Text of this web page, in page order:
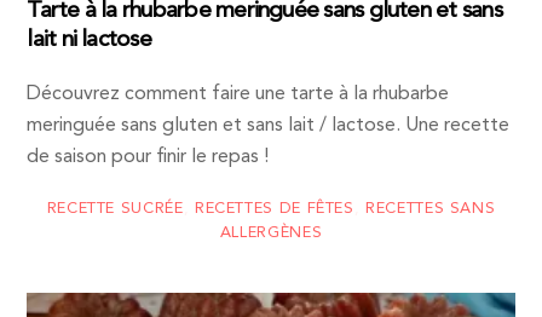
Tarte à la rhubarbe meringuée sans gluten et sans
lait ni lactose
Découvrez comment faire une tarte à la rhubarbe
meringuée sans gluten et sans lait / lactose. Une recette
de saison pour finir le repas !
RECETTE SUCRÉE RECETTES DE FÊTES
RECETTES SANS
ALLERGÈNES